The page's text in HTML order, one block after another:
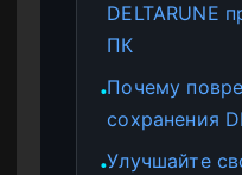
DELTARUNE
ПК
●Почему
сохранения
●Улучшайте